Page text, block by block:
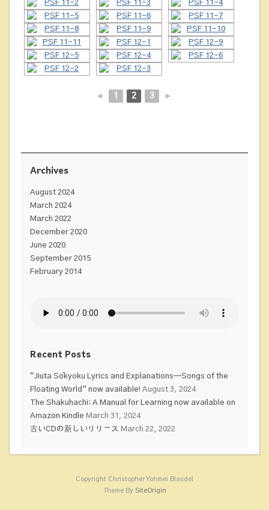
◄ 1 2 3 ►
Archives
August 2024
March 2024
March 2022
December 2020
June 2020
September 2015
February 2014
Recent Posts
“Jiuta Sōkyoku Lyrics and Explanations—Songs of the
Floating World” now available! August 3, 2024
The Shakuhachi: A Manual for Learning now available on
Amazon Kindle March 31, 2024
古いCDの新しいリリース March 22, 2022
Copyright Christopher Yohmei Blasdel
Theme By SiteOrigin